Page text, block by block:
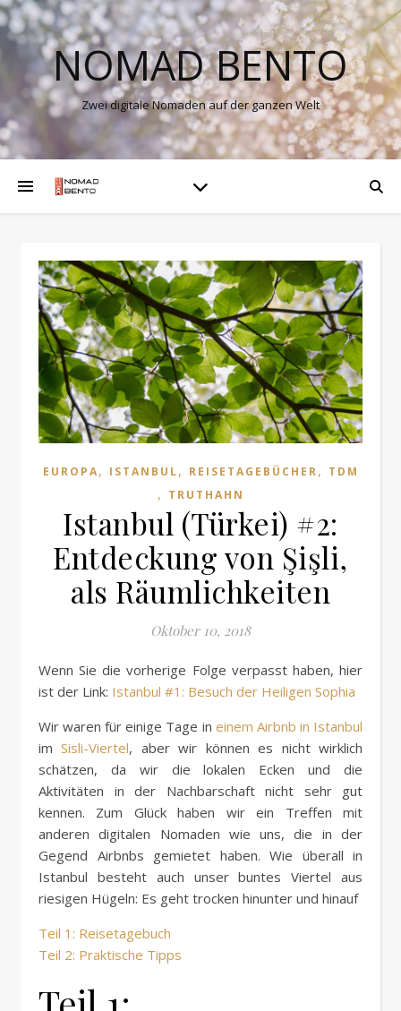
NOMAD BENTO
Zwei digitale Nomaden auf der ganzen Welt
EUROPA, ISTANBUL, REISETAGEBÜCHER, TDM
, TRUTHAHN
Istanbul (Türkei) #2:
Entdeckung von Şişli,
als Räumlichkeiten
Oktober 10, 2018
Wenn Sie die vorherige Folge verpasst haben, hier
ist der Link: Istanbul #1: Besuch der Heiligen Sophia
Wir waren für einige Tage in einem Airbnb in Istanbul
imSisli-Viertel, aber wir können es nicht wirklich
schätzen, da wir die lokalen Ecken und die
Aktivitäten in der Nachbarschaft nicht sehr gut
kennen. Zum Glück haben wir ein Treffen mit
anderen digitalen Nomaden wie uns, die in der
Gegend Airbnbs gemietet haben. Wie überall in
Istanbul besteht auch unser buntes Viertel aus
riesigen Hügeln: Es geht trocken hinunter und hinauf
Teil 1: Reisetagebuch
Teil 2: Praktische Tipps